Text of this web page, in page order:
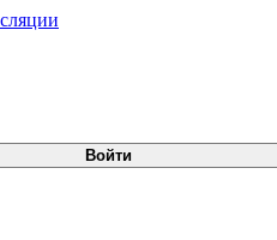
Войти